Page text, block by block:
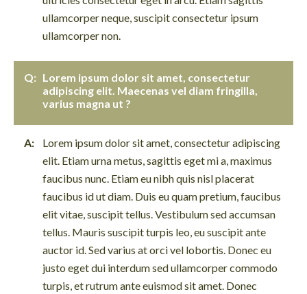
ullamcorper neque, suscipit consectetur ipsum
ullamcorper non.
Lorem ipsum dolor sit amet, consectetur
adipiscing elit. Maecenas vel diam fringilla,
varius magna ut ?
Lorem ipsum dolor sit amet, consectetur adipiscing
elit. Etiam urna metus, sagittis eget mi a, maximus
faucibus nunc. Etiam eu nibh quis nisl placerat
faucibus id ut diam. Duis eu quam pretium, faucibus
elit vitae, suscipit tellus. Vestibulum sed accumsan
tellus. Mauris suscipit turpis leo, eu suscipit ante
auctor id. Sed varius at orci vel lobortis. Donec eu
justo eget dui interdum sed ullamcorper commodo
turpis, et rutrum ante euismod sit amet. Donec